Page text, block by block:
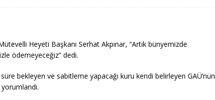
Heyeti Başkanı Serhat Akpınar, “Artık bünyemizde
ödemeyeceğiz” dedi.
bekleyen ve sabitleme yapacağı kuru kendi belirleyen GAÜ’nün